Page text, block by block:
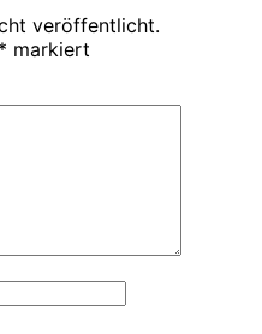
veröffentlicht.
* markiert